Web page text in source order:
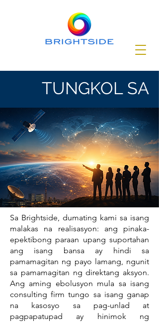
TUNGKOL SA
Sa Brightside, dumating kami sa isang
malakas na realisasyon: ang pinaka-
epektibong paraan upang suportahan
ang isang bansa ay hindi sa
pamamagitan ng payo lamang, ngunit
sa pamamagitan ng direktang aksyon.
Ang aming ebolusyon mula sa isang
consulting firm tungo sa isang ganap
na kasosyo sa pag-unlad at
pagpapatupad ay hinimok ng